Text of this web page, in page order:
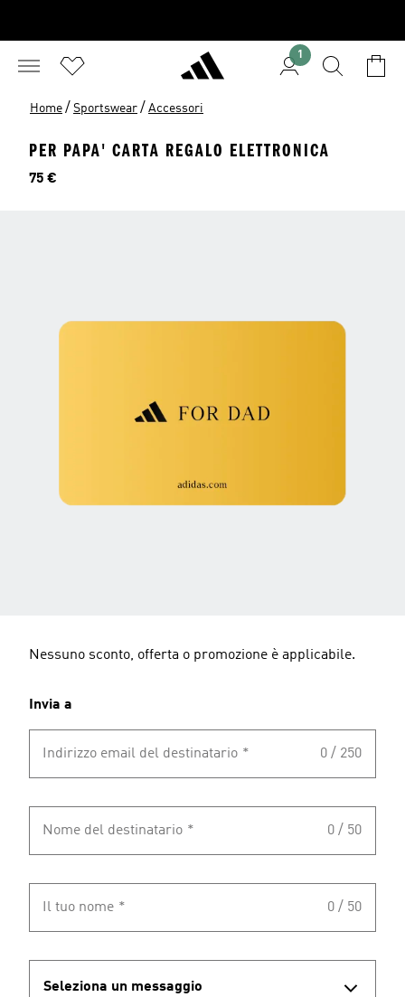
1
Home / Sportswear / Accessori
PER PAPA' CARTA REGALO ELETTRONICA
Prezzo
75 €
Nessuno sconto, offerta o promozione è applicabile.
Invia a
Indirizzo email del destinatario * 0 / 250
Nome del destinatario * 0 / 50
Il tuo nome * 0 / 50
Seleziona un messaggio